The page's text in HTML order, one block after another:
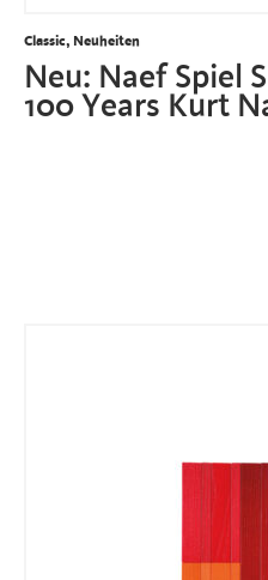
Classic, Neuheiten
Neu: Naef Spiel
100 Years Kurt